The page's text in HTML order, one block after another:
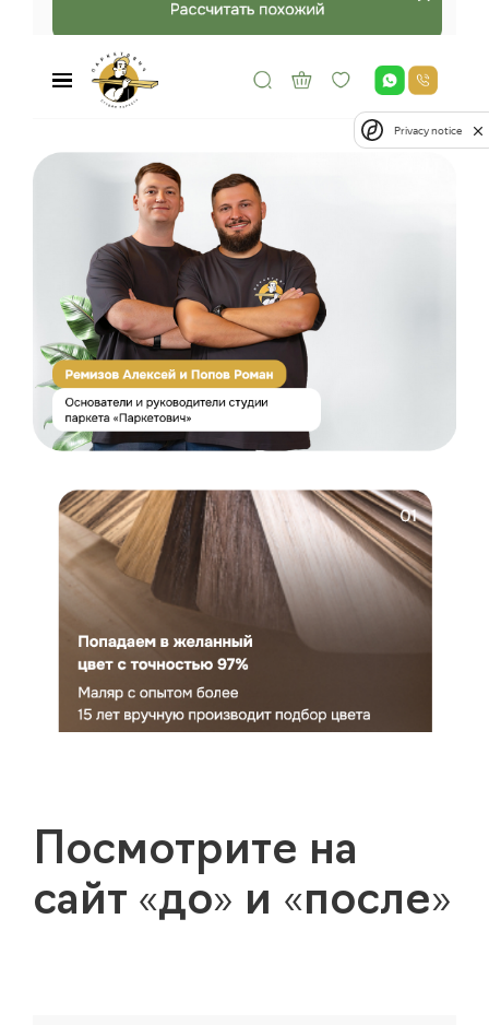
Посмотрите на
сайт «до» и «после»
Privacy notice